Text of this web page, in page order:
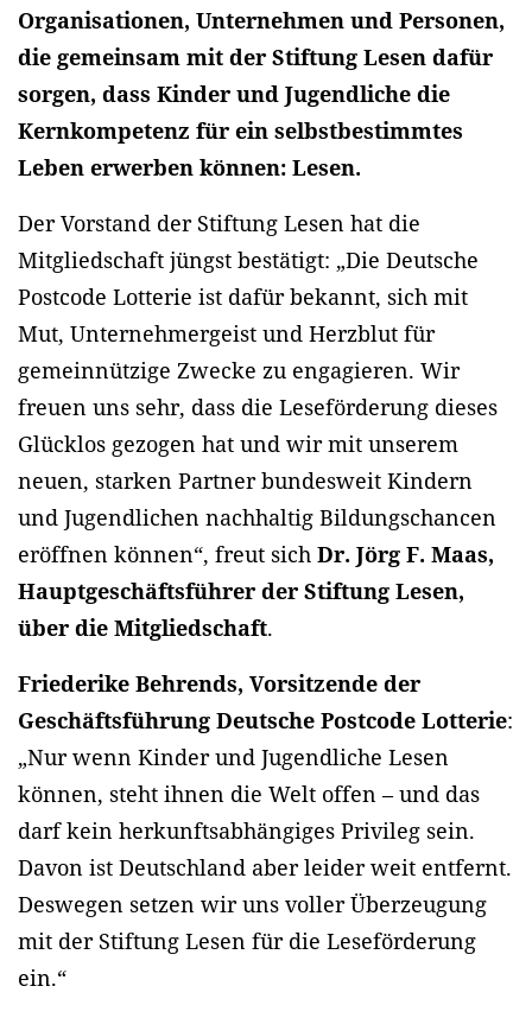
Organisationen, Unternehmen und Personen,
die gemeinsam mit der Stiftung Lesen dafür
sorgen, dass Kinder und Jugendliche die
Kernkompetenz für ein selbstbestimmtes
Leben erwerben können: Lesen.
Der Vorstand der Stiftung Lesen hat die
Mitgliedschaft jüngst bestätigt: „Die Deutsche
Postcode Lotterie ist dafür bekannt, sich mit
Mut, Unternehmergeist und Herzblut für
gemeinnützige Zwecke zu engagieren. Wir
freuen uns sehr, dass die Leseförderung dieses
Glücklos gezogen hat und wir mit unserem
neuen, starken Partner bundesweit Kindern
und Jugendlichen nachhaltig Bildungschancen
eröffnen können“, freut sich Dr. Jörg F. Maas,
Hauptgeschäftsführer der Stiftung Lesen,
über die Mitgliedschaft.
Friederike Behrends, Vorsitzende der
Geschäftsführung Deutsche Postcode Lotterie:
„Nur wenn Kinder und Jugendliche Lesen
können, steht ihnen die Welt offen – und das
darf kein herkunftsabhängiges Privileg sein.
Davon ist Deutschland aber leider weit entfernt.
Deswegen setzen wir uns voller Überzeugung
mit der Stiftung Lesen für die Leseförderung
ein.“